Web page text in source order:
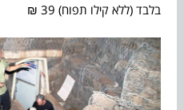
בלבד (ללא קילו תפוח) 39 ₪